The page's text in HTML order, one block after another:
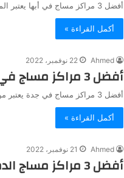
أفضل 3 مراكز مساج في أبها يعتبر المساج من العلاجات القديمة في العلوم الصحية للشفاء والاسترخاء من ضغوطات الحياه بعمل…
أكمل القراءة »
Ahmed 22 نوفمبر، 2022
أفضل 3 مراكز مساج في جدة
أفضل 3 مراكز مساج في جدة يعتبر من أكبر المراكز المساج في مدينة جدة التي يذهب اليها المواطنين لعمل المساج…
أكمل القراءة »
Ahmed 21 نوفمبر، 2022
أفضل 3 مراكز مساج الدمام 24 ساعة فلبيني